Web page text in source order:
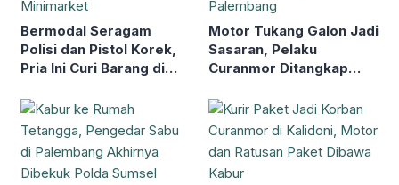
Bermodal Seragam
Polisi dan Pistol Korek,
Pria Ini Curi Barang di
Motor Tukang Galon Jadi
Sasaran, Pelaku
Curanmor Ditangkap